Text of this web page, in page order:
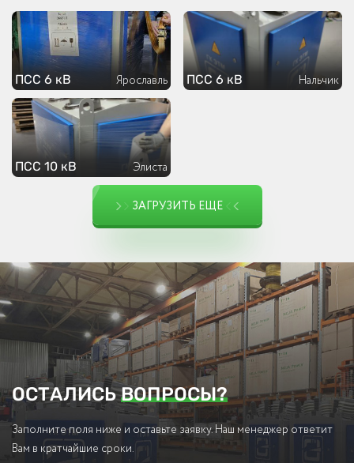
ПСС 6 кВ Ярославль ПСС 6 кВ Нальчик
ПСС 10 кВ Элиста
ЗАГРУЗИТЬ ЕЩЕ
ОСТАЛИСЬВОПРОСЫ?
Заполните поля ниже и оставьте заявку. Наш менеджер ответит
Вам в кратчайшие сроки.